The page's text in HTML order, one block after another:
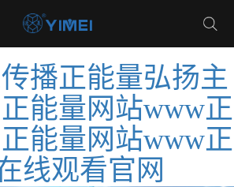
播正能量弘扬主
能量网站www正
能量网站www正
线观看官网